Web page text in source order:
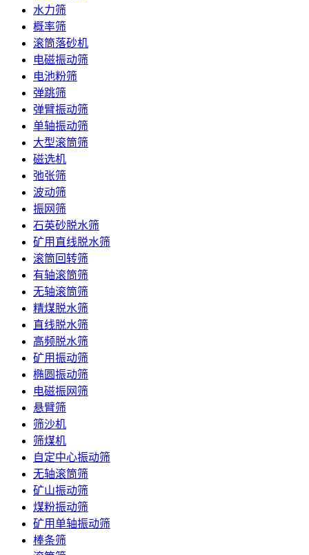
水力筛
概率筛
滚筒落砂机
电磁振动筛
电池粉筛
弹跳筛
弹臂振动筛
单轴振动筛
大型滚筒筛
磁选机
弛张筛
波动筛
振网筛
石英砂脱水筛
矿用直线脱水筛
滚筒回转筛
有轴滚筒筛
无轴滚筒筛
精煤脱水筛
直线脱水筛
高频脱水筛
矿用振动筛
椭圆振动筛
电磁振网筛
悬臂筛
筛沙机
筛煤机
自定中心振动筛
无轴滚筒筛
矿山振动筛
煤粉振动筛
矿用单轴振动筛
棒条筛